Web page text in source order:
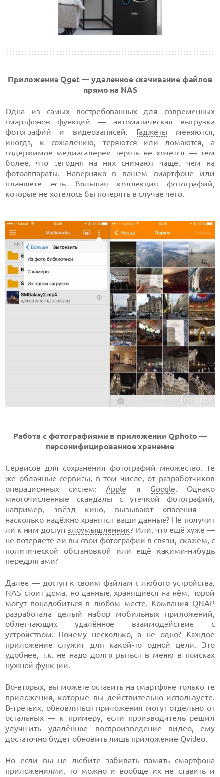
Приложение Qget — удаленное скачивание файлов
прямо на NAS
Одна из самых востребованных для современных
смартфонов функций — автоматическая выгрузка
фотографий и видеозаписей. Гаджеты меняются,
иногда, к сожалению, теряются или ломаются, а
содержимое медиагалереи терять не хочется — тем
более, что сегодня на них снимают чаще, чем на
фотоаппараты. Наверняка в вашем смартфоне или
планшете есть большая коллекция фотографий,
которые не хотелось бы потерять в случае чего.
Работа с фотографиями в приложении Qphoto —
персонифицированное хранение
Сервисов для сохранения фотографий множество. Те
же облачные сервисы, в том числе, от разработчиков
операционных систем:Apple и Google. Однако
многочисленные скандалы с утечкой фотографий,
например, звёзд кино, вызывают опасения —
насколько надёжно хранятся ваши данные? Не получит
ли к ним доступ злоумышленник? Или, что ещё хуже —
не потеряете ли вы свои фотографии в связи, скажем, с
политической обстановкой или ещё какими-нибудь
передрягами?
Далее — доступ к своим файлам с любого устройства.
NAS стоит дома, но данные, хранящиеся на нём, порой
могут понадобиться в любом месте. Компания QNAP
разработала целый набор мобильных приложений,
облегчающих удалённое взаимодействие с
устройством. Почему несколько, а не одно? Каждое
приложение служит для какой-то одной цели. Это
удобнее, т.к. не надо долго рыться в меню в поисках
нужной функции.
Во-вторых, вы можете оставить на смартфоне только те
приложения, которые вы действительно используете.
В-третьих, обновляться приложения могут отдельно от
остальных — к примеру, если производитель решил
улучшить удалённое воспроизведение видео, ему
достаточно будет обновить лишь приложение Qvideo.
Но если вы не любите забивать память смартфона
приложениями, то можно и вообще их не ставить и